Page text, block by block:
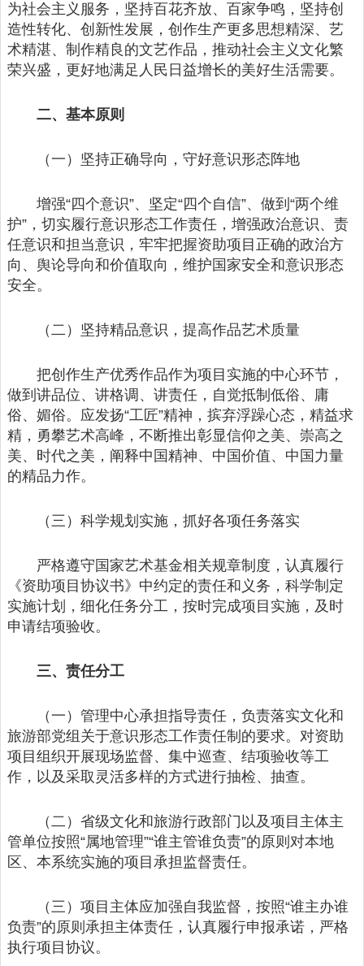
为社会主义服务，坚持百花齐放、百家争鸣，坚持创
造性转化、创新性发展，创作生产更多思想精深、艺
术精湛、制作精良的文艺作品，推动社会主义文化繁
荣兴盛，更好地满足人民日益增长的美好生活需要。
二、基本原则
（一）坚持正确导向，守好意识形态阵地
增强“四个意识”、坚定“四个自信”、做到“两个维
护”，切实履行意识形态工作责任，增强政治意识、责
任意识和担当意识，牢牢把握资助项目正确的政治方
向、舆论导向和价值取向，维护国家安全和意识形态
安全。
（二）坚持精品意识，提高作品艺术质量
把创作生产优秀作品作为项目实施的中心环节，
做到讲品位、讲格调、讲责任，自觉抵制低俗、庸
俗、媚俗。应发扬“工匠”精神，摈弃浮躁心态，精益求
精，勇攀艺术高峰，不断推出彰显信仰之美、崇高之
美、时代之美，阐释中国精神、中国价值、中国力量
的精品力作。
（三）科学规划实施，抓好各项任务落实
严格遵守国家艺术基金相关规章制度，认真履行
《资助项目协议书》中约定的责任和义务，科学制定
实施计划，细化任务分工，按时完成项目实施，及时
申请结项验收。
三、责任分工
（一）管理中心承担指导责任，负责落实文化和
旅游部党组关于意识形态工作责任制的要求。对资助
项目组织开展现场监督、集中巡查、结项验收等工
作，以及采取灵活多样的方式进行抽检、抽查。
（二）省级文化和旅游行政部门以及项目主体主
管单位按照“属地管理”“谁主管谁负责”的原则对本地
区、本系统实施的项目承担监督责任。
（三）项目主体应加强自我监督，按照“谁主办谁
负责”的原则承担主体责任，认真履行申报承诺，严格
执行项目协议。